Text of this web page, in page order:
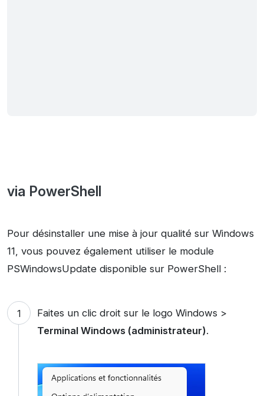
via PowerShell
Pour désinstaller une mise à jour qualité sur Windows
11, vous pouvez également utiliser le module
PSWindowsUpdate disponible sur PowerShell :
Faites un clic droit sur le logo Windows >
Terminal Windows (administrateur).